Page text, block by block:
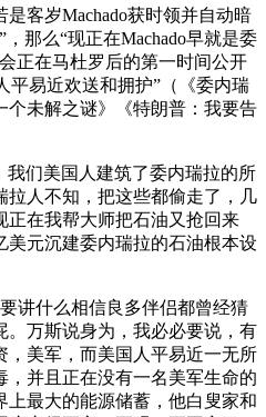
客岁Machado获时领并自动暗
那么“现正在Machado早就是委
正在马杜罗后的第一时间公开
平易近欢送和拥护”（《委内瑞
个未解之谜》《特朗普：我要告
们美国人建筑了委内瑞拉的所
拉人不知，把这些都偷走了，几
正在我帮大师把石油又抢回来
元沉建委内瑞拉的石油根本设
什么相信良多伴侣都曾经猜
。万斯说身为，我必必要说，有
，美军，而美国人平易近一无所
并且正在没有一名美军生命的
最大的能源储蓄，他白叟家和